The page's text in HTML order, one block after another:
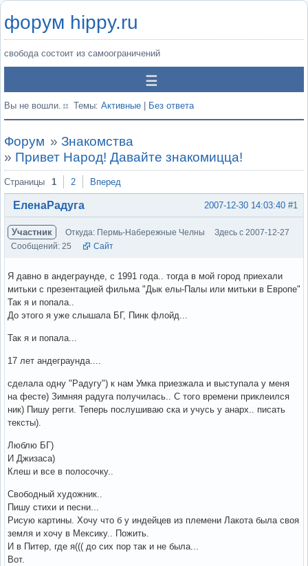
форум hippy.ru
свобода состоит из самоограничений
Вы не вошли. Темы: Активные Без ответа
Форум » Знакомства
» Привет Народ! Давайте знакомицца!
Страницы 1 2 Вперед
#1
2007-12-30 14:03:40
ЕленаРадуга
Участник Откуда: Пермь-Набережные Челны
Здесь с 2007-12-27
Сообщений: 25
Сайт
Я давно в андеграунде, с 1991 года.. тогда в мой город приехали
митьки с презентацией фильма "Дык елы-Палы или митьки в Европе"
Так я и попала..
До этого я уже слышала БГ, Пинк флойд...
Так я и попала...
17 лет андеграунда....
сделала одну "Радугу") к нам Умка приезжала и выступала у меня
на фесте) Зимняя радуга получилась.. С того времени приклеился
ник) Пишу регги. Теперь послушиваю ска и учусь у анарх.. писать
тексты).
Люблю БГ)
И Джизаса)
Клеш и все в полосочку..
Свободный художник..
Пишу стихи и песни...
Рисую картины. Хочу что б у индейцев из племени Лакота была своя
земля и хочу в Мексику.. Пожить.
И в Питер, где я((( до сих пор так и не была...
Вот.